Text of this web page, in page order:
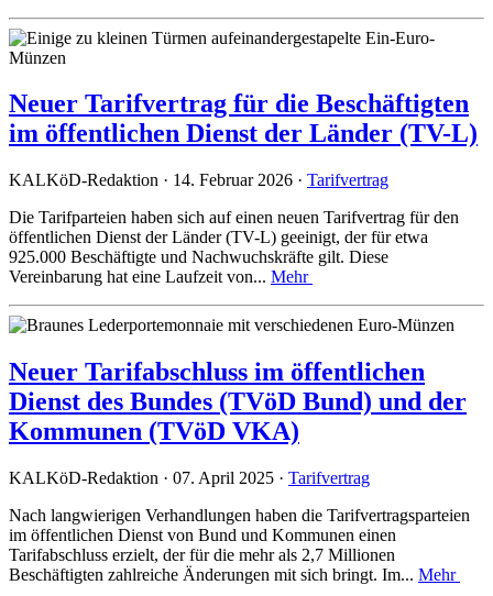
Neuer Tarifvertrag für die Beschäftigten
im öffentlichen Dienst der Länder (TV-L)
KALKöD-Redaktion · 14. Februar 2026 · Tarifvertrag
Die Tarifparteien haben sich auf einen neuen Tarifvertrag für den
öffentlichen Dienst der Länder (TV-L) geeinigt, der für etwa
925.000 Beschäftigte und Nachwuchskräfte gilt. Diese
Vereinbarung hat eine Laufzeit von... Mehr
Neuer Tarifabschluss im öffentlichen
Dienst des Bundes (TVöD Bund) und der
Kommunen (TVöD VKA)
KALKöD-Redaktion · 07. April 2025 · Tarifvertrag
Nach langwierigen Verhandlungen haben die Tarifvertragsparteien
im öffentlichen Dienst von Bund und Kommunen einen
Tarifabschluss erzielt, der für die mehr als 2,7 Millionen
Beschäftigten zahlreiche Änderungen mit sich bringt. Im... Mehr